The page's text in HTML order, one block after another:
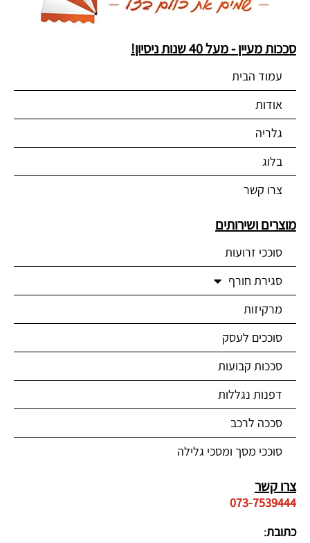
סככות מעיין - מעל 40 שנות ניסיון!
עמוד הבית
אודות
גלריה
בלוג
צרו קשר
מוצרים ושירותים
סוככי זרועות
סגירת חורף
מרקיזות
סוככים לעסק
סככות קבועות
דפנות נגללות
סככה לרכב
סוככי מסך ומסכי גלילה
צרו קשר
073-7539444
כתובת: